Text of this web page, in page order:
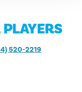
520-2219